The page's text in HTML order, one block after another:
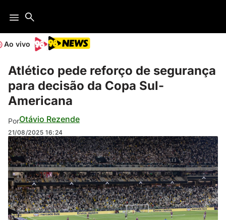
Ao vivo
Atlético pede reforço de segurança
para decisão da Copa Sul-
Americana
PorOtávio Rezende
21/08/2025 16:24